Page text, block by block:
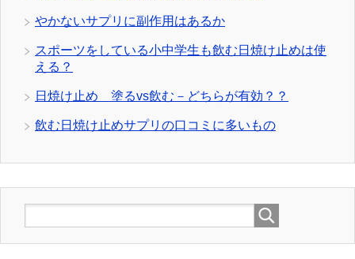
やかないサプリに副作用はあるか
スポーツをしている小中学生も飲む日焼け止めは使
える？
日焼け止め 塗るvs飲む－どちらが有効？？
飲む日焼け止めサプリの口コミに多いもの